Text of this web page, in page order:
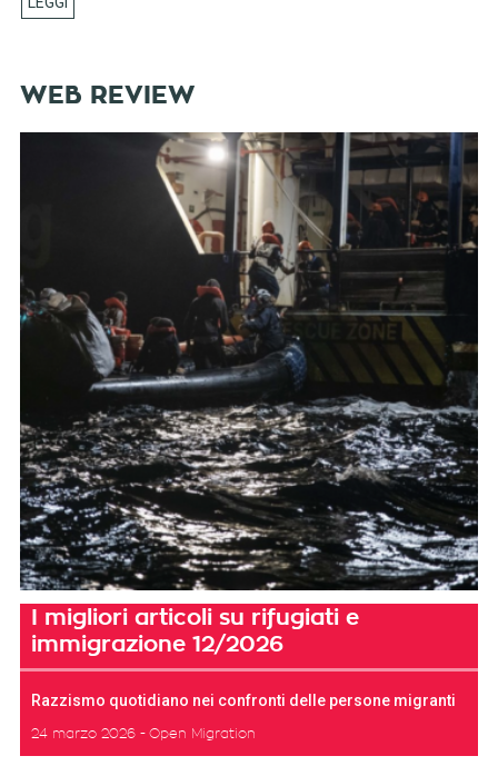
WEB REVIEW
I migliori articoli su rifugiati e
immigrazione 12/2026
Razzismo quotidiano nei confronti delle persone migranti
24 marzo 2026 Open Migration